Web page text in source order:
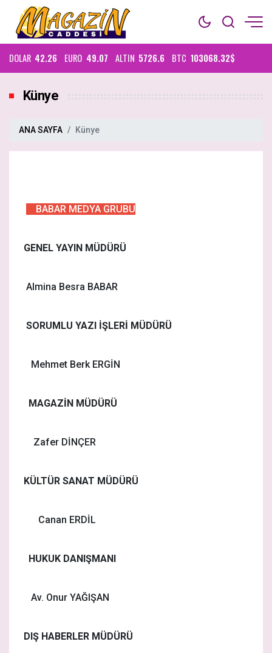
DOLAR 42.26 EURO 49.07 ALTIN 5726.6 BTC 103068.32$
Künye
ANA SAYFA Künye
BABAR MEDYA GRUBU
GENEL YAYIN MÜDÜRÜ
Almina Besra BABAR
SORUMLU YAZI İŞLERİ MÜDÜRÜ
Mehmet Berk ERGİN
MAGAZİN MÜDÜRÜ
Zafer DİNÇER
KÜLTÜR SANAT MÜDÜRÜ
Canan ERDİL
HUKUK DANIŞMANI
Av. Onur YAĞIŞAN
DIŞ HABERLER MÜDÜRÜ